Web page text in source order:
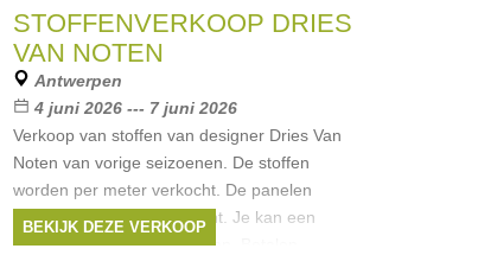
Merken:Juicy Couture, FitFlop ,Odlo ,Hi-
Tec
Sidi , ...
STOFFENVERKOOP DRIES
VAN NOTEN
Antwerpen
4 juni 2026 --- 7 juni 2026
Verkoop van stoffen van designer Dries Van
Noten van vorige seizoenen. De stoffen
worden per meter verkocht. De panelen
worden per paneel verkocht. Je kan een
korting van -50% verwachten. Betalen
BEKIJK DEZE VERKOOP